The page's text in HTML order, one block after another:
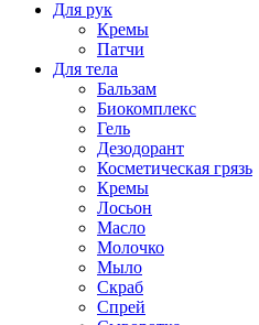
Для рук
Кремы
Патчи
Для тела
Бальзам
Биокомплекс
Гель
Дезодорант
Косметическая грязь
Кремы
Лосьон
Масло
Молочко
Мыло
Скраб
Спрей